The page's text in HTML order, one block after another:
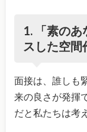
1. 「素の
スした空間
面接は、誰しも
来の良さが発揮
だと私たちは考